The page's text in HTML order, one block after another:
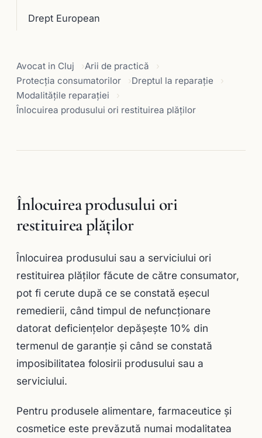
Drept European
Avocat in Cluj
Arii de practică
Protecția consumatorilor
Dreptul la reparaţie
Modalităţile reparaţiei
Înlocuirea produsului ori restituirea plăţilor
Înlocuirea produsului ori
restituirea plăţilor
Înlocuirea produsului sau a serviciului ori
restituirea plăţilor făcute de către consumator,
pot fi cerute după ce se constată eşecul
remedierii, când timpul de nefuncţionare
datorat deficienţelor depăşeşte 10% din
termenul de garanţie şi când se constată
imposibilitatea folosirii produsului sau a
serviciului.
Pentru produsele alimentare, farmaceutice şi
cosmetice este prevăzută numai modalitatea